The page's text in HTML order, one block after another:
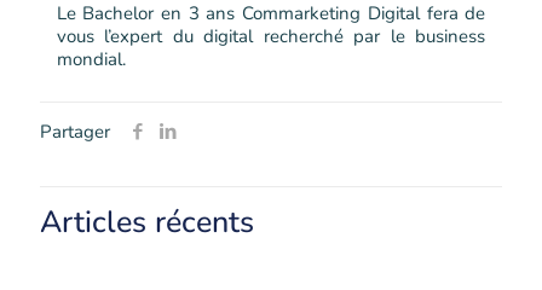
Le Bachelor en 3 ans Commarketing Digital fera de
vous l’expert du digital recherché par le business
mondial.
Partager
Articles récents